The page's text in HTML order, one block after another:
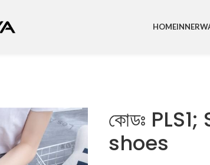
HOMEINNER
কোডঃ
shoes